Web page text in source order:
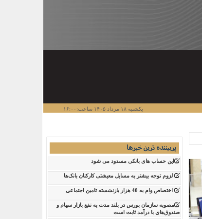
یکشنبه ۱۸ مرداد ۱۴۰۵ ساعت:۱۶:۰۰
پربیننده ترین خبرها
این حساب های بانکی مسدود می شود
لزوم توجه بیشتر به مسایل معیشتی کارکنان بانک‌ها
اختصاص وام به 40 هزار بازنشسته تامین اجتماعی
مصوبه سازمان بورس در بلند مدت به نفع بازار سهام و
صندوق‌های با درآمد ثابت است